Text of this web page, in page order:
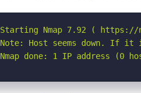
Starting Nmap 7.92 ( https://
Note: Host seems down. If
Nmap done: 1 IP address (0